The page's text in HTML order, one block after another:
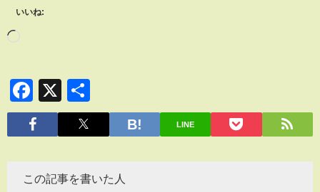
いいね:
Facebook
X
有
LINE
この記事を書いた人